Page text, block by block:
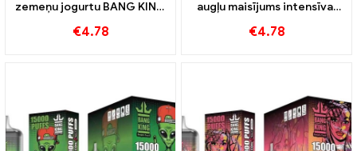
zemeņu jogurtu BANG KING
€4.78
augļu maisījums intensīvai
pieredzei 15000 PUFFS
€4.78